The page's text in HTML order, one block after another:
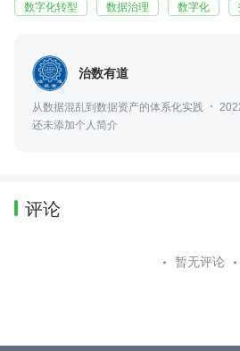
数字化转型 数据治理 数字化
治数有道
从数据混乱到数据资产的体系化实践
还未添加个人简介
评论
暂无评论